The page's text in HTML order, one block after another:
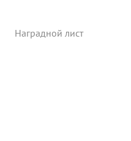
Наградной лист